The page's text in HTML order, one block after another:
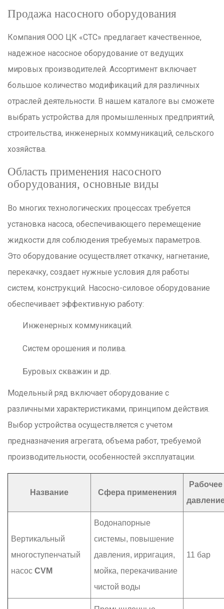
Продажа насосного оборудования
Компания ООО ЦК «СТС» предлагает качественное,
надежное насосное оборудование от ведущих
мировых производителей. Ассортимент включает
большое количество модификаций для различных
отраслей деятельности. В нашем каталоге вы сможете
выбрать устройства для промышленных предприятий,
строительства, инженерных коммуникаций, сельского
хозяйства.
Область применения насосного
оборудования, основные виды
Во многих технологических процессах требуется
установка насоса, обеспечивающего перемещение
жидкости для соблюдения требуемых параметров.
Это оборудование осуществляет откачку, нагнетание,
перекачку, создает нужные условия для работы
систем, конструкций. Насосно-силовое оборудование
обеспечивает эффективную работу:
Инженерных коммуникаций.
Систем орошения и полива.
Буровых скважин и др.
Модельный ряд включает оборудование с
различными характеристиками, принципом действия.
Выбор устройства осуществляется с учетом
предназначения агрегата, объема работ, требуемой
производительности, особенностей эксплуатации.
Название Сфера применения
Рабочее
Вертикальный
многоступенчатый
насос CVM
Водонапорные
системы, повышение
давления, ирригация,
мойка, перекачивание
чистой воды
11 бар